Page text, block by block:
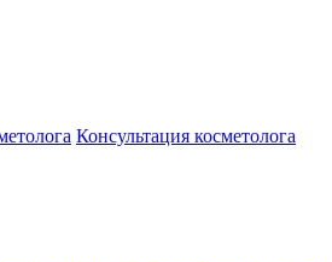
Консультация косметолога